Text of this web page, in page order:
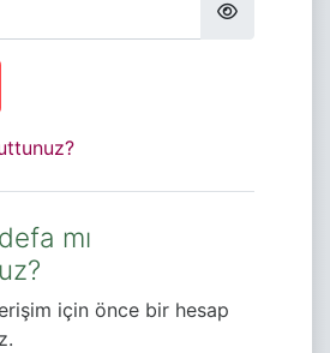
mı
için önce bir hesap